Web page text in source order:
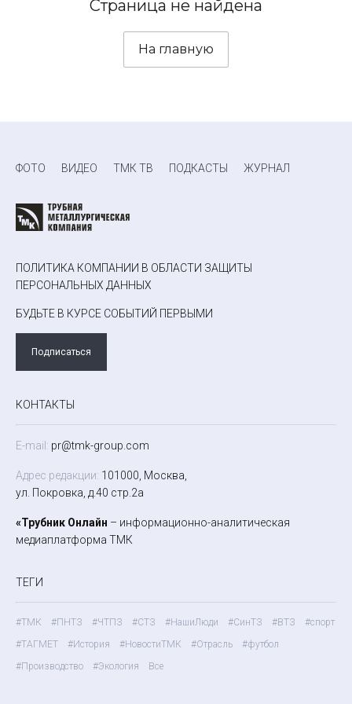
Страница не найдена
На главную
ФОТО ВИДЕО ТМК ТВ ПОДКАСТЫ ЖУРНАЛ
ПОЛИТИКА КОМПАНИИ В ОБЛАСТИ ЗАЩИТЫ
ПЕРСОНАЛЬНЫХ ДАННЫХ
БУДЬТЕ В КУРСЕ СОБЫТИЙ ПЕРВЫМИ
Подписаться
КОНТАКТЫ
E-mail: pr@tmk-group.com
Адрес редакции: 101000, Москва,
ул. Покровка, д.40 стр.2а
«Трубник Онлайн – информационно-аналитическая
медиаплатформа ТМК
ТЕГИ
#ТМК #ПНТЗ #ЧТПЗ #СТЗ #НашиЛюди #СинТЗ #ВТЗ
#спорт
#ТАГМЕТ
#История #НовостиТМК #Отрасль
#футбол
#Производство
#Экология Все